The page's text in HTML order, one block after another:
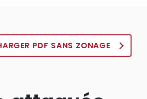
PDF SANS ZONAGE